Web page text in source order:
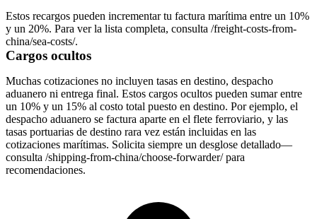
Estos recargos pueden incrementar tu factura marítima entre un 10%
y un 20%. Para ver la lista completa, consulta /freight-costs-from-
china/sea-costs/.
Cargos ocultos
Muchas cotizaciones no incluyen tasas en destino, despacho
aduanero ni entrega final. Estos cargos ocultos pueden sumar entre
un 10% y un 15% al costo total puesto en destino. Por ejemplo, el
despacho aduanero se factura aparte en el flete ferroviario, y las
tasas portuarias de destino rara vez están incluidas en las
cotizaciones marítimas. Solicita siempre un desglose detallado—
consulta /shipping-from-china/choose-forwarder/ para
recomendaciones.